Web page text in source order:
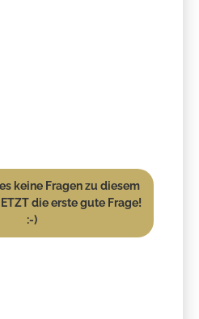
keine Fragen zu diesem
die erste gute Frage!
:-)